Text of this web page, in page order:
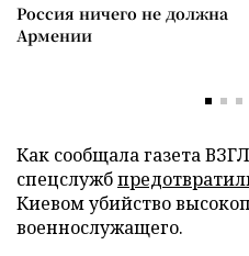
Россия ничего не должна
Армении
Как сообщала газета
спецслужб
Киевом убийство
военнослужащего.